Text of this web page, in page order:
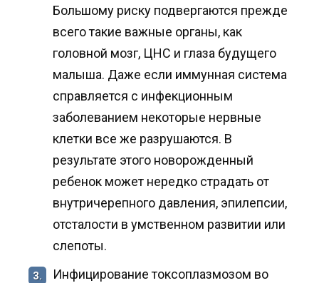
Большому риску подвергаются прежде
всего такие важные органы, как
головной мозг, ЦНС и глаза будущего
малыша. Даже если иммунная система
справляется с инфекционным
заболеванием некоторые нервные
клетки все же разрушаются. В
результате этого новорожденный
ребенок может нередко страдать от
внутричерепного давления, эпилепсии,
отсталости в умственном развитии или
слепоты.
3.
Инфицирование токсоплазмозом во